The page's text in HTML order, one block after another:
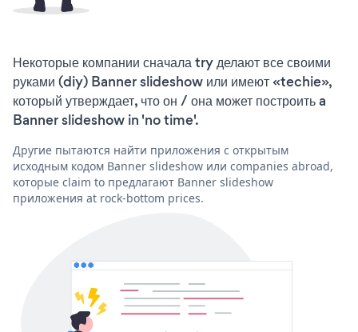
Некоторые компании сначала try делают все своими
руками (diy) Banner slideshow или имеют «techie»,
который утверждает, что он / она может построить a
Banner slideshow in 'no time'.
Другие пытаются найти приложения с открытым
исходным кодом Banner slideshow или companies abroad,
которые claim to предлагают Banner slideshow
приложения at rock-bottom prices.